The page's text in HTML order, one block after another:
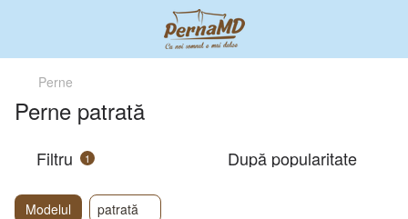
Perne
Perne patrată
Filtru 1 După popularitate
Modelul patrată